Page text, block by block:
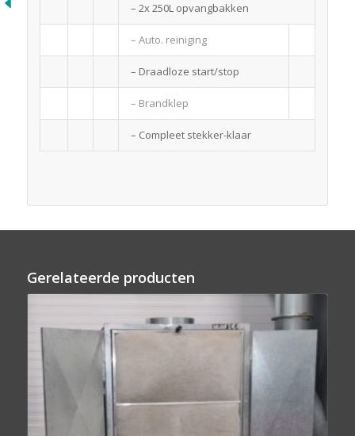
– 2x 250L opvangbakken
– Auto. reiniging
– Draadloze start/stop
– Brandklep
– Compleet stekker-klaar
Gerelateerde producten